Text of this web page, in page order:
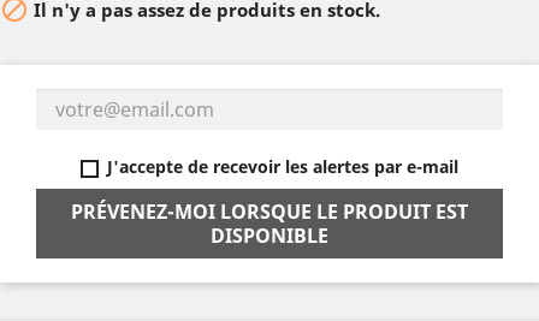
 Il n'y a pas assez de produits en stock.
J'accepte de recevoir les alertes par e-mail
PRÉVENEZ-MOI LORSQUE LE PRODUIT EST
DISPONIBLE